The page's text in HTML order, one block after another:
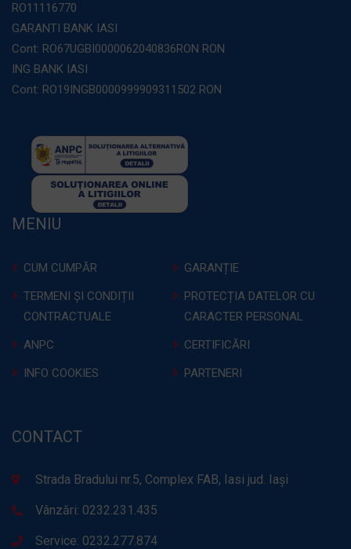
RO11116770
GARANTI BANK IASI
Cont: RO67UGBI0000062040836RON RON
ING BANK IASI
Cont: RO19INGB0000999909311502 RON
MENIU
CUM CUMPĂR
GARANȚIE
TERMENI ȘI CONDIȚII
CONTRACTUALE
PROTECȚIA DATELOR CU
CARACTER PERSONAL
ANPC
CERTIFICĂRI
INFO COOKIES
PARTENERI
CONTACT
Strada Bradului nr.5, Complex FAB, Iasi jud. Iași
Vânzări: 0232.231.435
Service: 0232.277.874